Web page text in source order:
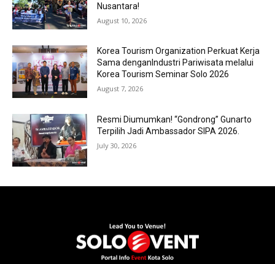
Nusantara!
August 10, 2026
Korea Tourism Organization Perkuat Kerja
Sama denganIndustri Pariwisata melalui
Korea Tourism Seminar Solo 2026
August 7, 2026
Resmi Diumumkan! “Gondrong” Gunarto
Terpilih Jadi Ambassador SIPA 2026.
July 30, 2026